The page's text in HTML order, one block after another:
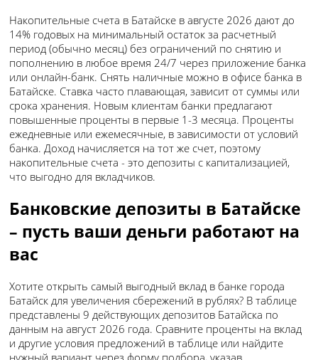
Накопительные счета в Батайске в августе 2026 дают до
14% годовых на минимальный остаток за расчетный
период (обычно месяц) без ограничений по снятию и
пополнению в любое время 24/7 через приложение банка
или онлайн-банк. Снять наличные можно в офисе банка в
Батайске. Ставка часто плавающая, зависит от суммы или
срока хранения. Новым клиентам банки предлагают
повышенные проценты в первые 1-3 месяца. Проценты
ежедневные или ежемесячные, в зависимости от условий
банка. Доход начисляется на тот же счет, поэтому
накопительные счета - это депозиты с капитализацией,
что выгодно для вкладчиков.
Банковские депозиты в Батайске
– пусть ваши деньги работают на
вас
Хотите открыть самый выгодный вклад в банке города
Батайск для увеличения сбережений в рублях? В таблице
представлены 9 действующих депозитов Батайска по
данным на август 2026 года. Сравните проценты на вклад
и другие условия предложений в таблице или найдите
нужный вариант через форму подбора, указав